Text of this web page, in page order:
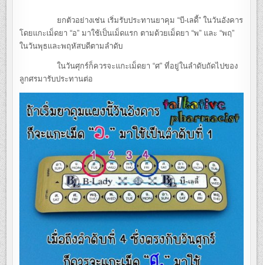
ยกตัวอย่างเช่น เริ่มรับประทานยาคุม “บี-เลดี้” ในวันอังคาร
โดยแกะเม็ดยา “อ” มาใช้เป็นเม็ดแรก ตามด้วยเม็ดยา “พ” และ “พฤ”
ในวันพุธและพฤหัสบดีตามลำดับ
ในวันศุกร์ก็ควรจะแกะเม็ดยา “ศ” ที่อยู่ในลำดับถัดไปของ
ลูกศรมารับประทานต่อ